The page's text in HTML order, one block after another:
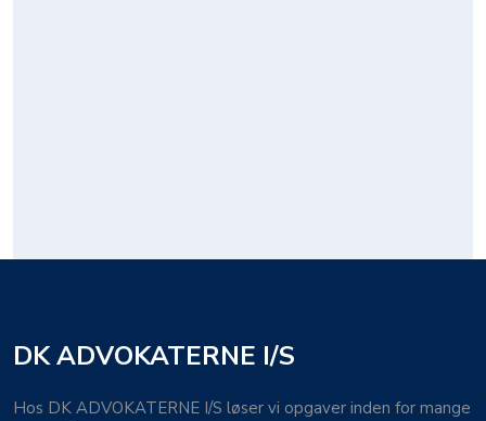
DK ADVOKATERNE I/S
​Hos DK ADVOKATERNE I/S løser vi opgaver inden for mange